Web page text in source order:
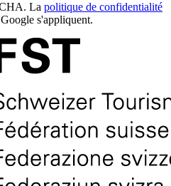
La politique de confidentialité
s'appliquent.